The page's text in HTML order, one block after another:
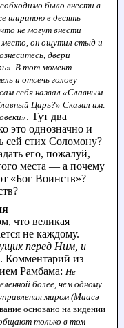
было внести в
шириною в десять
не могут внести
место, он ощутил стыд и
двери
В тот момент
и отсечь голову
себя назвал «Славным
Царь?» Сказал им:
. Тут два
это однозначно и
стих Соломону?
его, пожалуй,
места — а почему
«Бог Воинств»?
что великая
не каждому.
перед Ним, и
. Комментарий из
Рамбама: Не
более, чем одному
миром (Маасэ
основано на видении
только в том